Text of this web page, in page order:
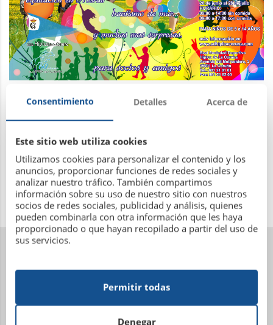
Consentimiento Detalles Acerca de
Este sitio web utiliza cookies
Utilizamos cookies para personalizar el contenido y los
anuncios, proporcionar funciones de redes sociales y
analizar nuestro tráfico. También compartimos
información sobre su uso de nuestro sitio con nuestros
socios de redes sociales, publicidad y análisis, quienes
pueden combinarla con otra información que les haya
proporcionado o que hayan recopilado a partir del uso de
sus servicios.
Denegar
Permitir todas